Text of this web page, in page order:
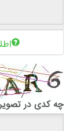
چه کدی در